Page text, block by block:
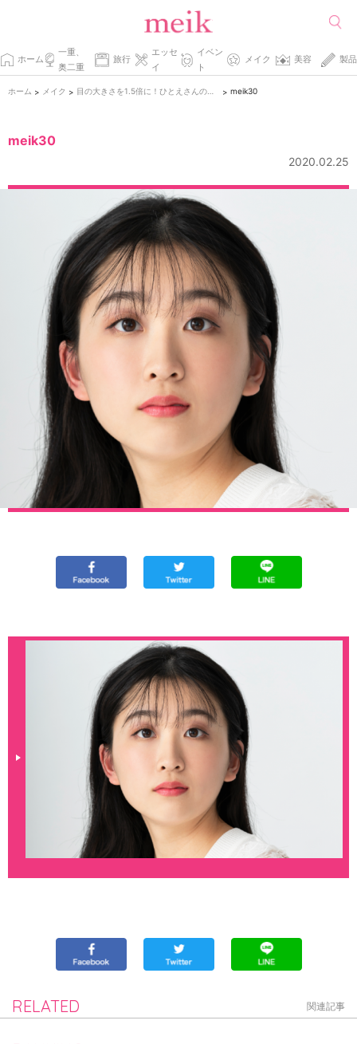
ホーム
一重、
奥二重
旅行
エッセ
イ
イベン
ト
メイク 美容 製品
ホーム > メイク > > meik30
meik30
2020.02.25
RELATED 関連記事